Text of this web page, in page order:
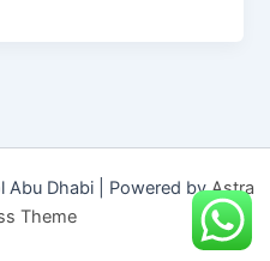
Dhabi | Powered byAstra
Theme